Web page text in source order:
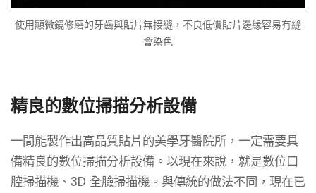
使用顯微鏡修磨的牙齒與貼片無接縫，不良低價貼片邊緣容易有縫
會染色
精良的數位掃描分析設備
一間能製作出高品質貼片的美學牙醫院所，一定需要具
備精良的數位掃描分析設備。以現在來說，就是數位口
腔掃描機、3D 全臉掃描機。與傳統的做法不同，現在已